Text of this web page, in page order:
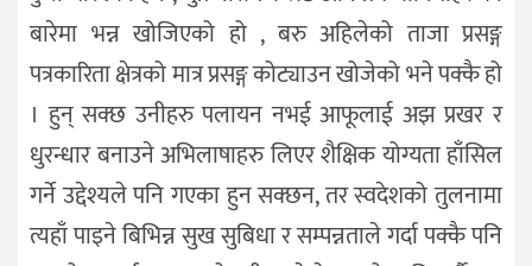
बारेमा भन्न खोजिएको हो , बरु अहिलेको ताजा प्रसङ्ग
पत्रकारिता क्षेत्रको मात्र प्रसङ्ग कोट्याउन खोजेको भने पक्कै हो
। हुन् सक्छ उनीहरु पलायन नभई आफूलाई अझ प्रखर र
धुरन्धार बनाउने अभिलाषाहरु लिएर शैक्षिक योग्यता हाँसिल
गर्ने उद्देश्यले पनि गएका हुन सक्छन, तर स्वदेशको तुलनामा
त्यहाँ पाइने बिभिन्न सुख सुबिधा र सम्पन्नताले गर्दा पक्कै पनि